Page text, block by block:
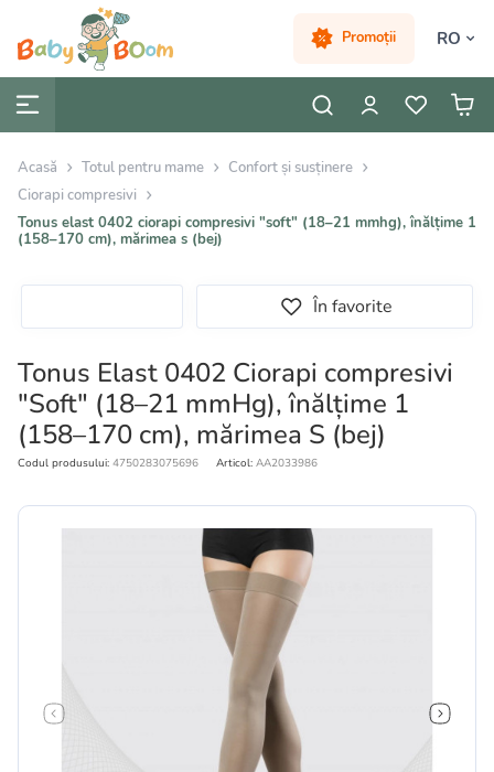
Promoții RO
Acasă Totul pentru mame
Confort și susținere
Ciorapi compresivi
Tonus elast 0402 ciorapi compresivi "soft" (18–21 mmhg), înălțime 1
(158–170 cm), mărimea s (bej)
În favorite
Tonus Elast 0402 Ciorapi compresivi
"Soft" (18–21 mmHg), înălțime 1
(158–170 cm), mărimea S (bej)
Codul produsului: 4750283075696 Articol: AA2033986